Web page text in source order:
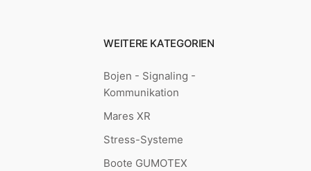
WEITERE KATEGORIEN
Bojen - Signaling -
Kommunikation
Mares XR
Stress-Systeme
Boote GUMOTEX